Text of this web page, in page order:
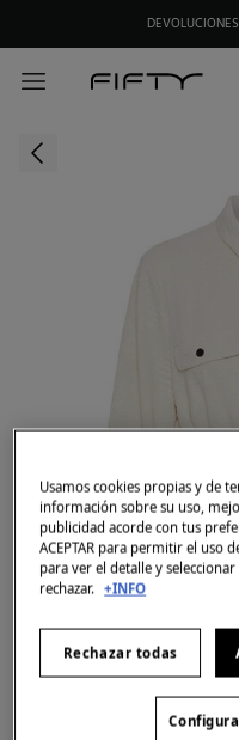
Usamos cookies propias y de
información sobre su uso,
publicidad acorde con tus
ACEPTAR para permitir el uso
para ver el detalle y
rechazar. +INFO
Rechazar todas